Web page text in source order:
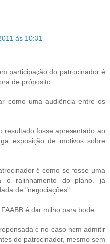
às 10:31
participação do patrocinador é
de próposito.
como uma audiência entre os
resultado fosse apresentado ao
exposição de motivos sobre
é como se fosse uma
o ralinhamento do plano, já
de "negociações".
é dar milho para bode.
e no caso nem admitir
do patrocinador, mesmo sem